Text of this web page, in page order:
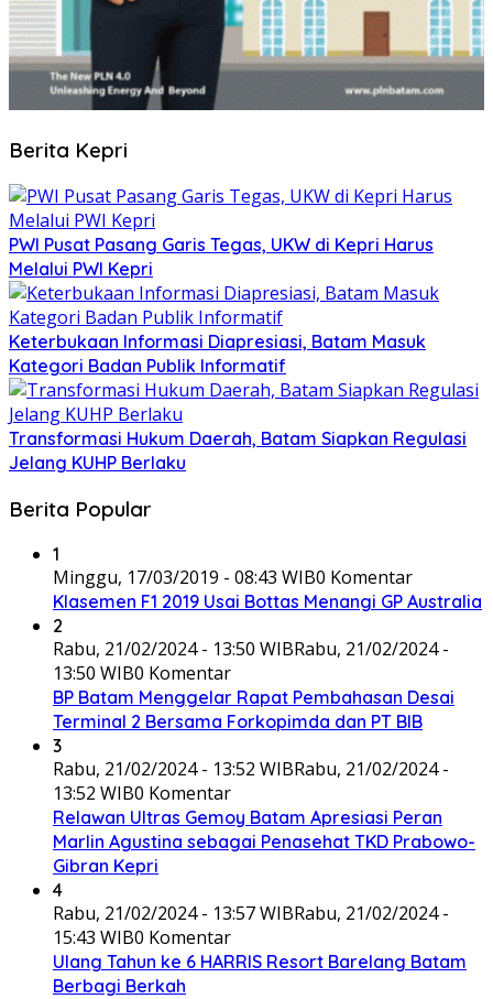
Berita Kepri
PWI Pusat Pasang Garis Tegas, UKW di Kepri Harus
Melalui PWI Kepri
Keterbukaan Informasi Diapresiasi, Batam Masuk
Kategori Badan Publik Informatif
Transformasi Hukum Daerah, Batam Siapkan Regulasi
Jelang KUHP Berlaku
Berita Popular
1
Minggu, 17/03/2019 - 08:43 WIB0 Komentar
Klasemen F1 2019 Usai Bottas Menangi GP Australia
2
Rabu, 21/02/2024 - 13:50 WIBRabu, 21/02/2024 -
13:50 WIB0 Komentar
BP Batam Menggelar Rapat Pembahasan Desai
Terminal 2 Bersama Forkopimda dan PT BIB
3
Rabu, 21/02/2024 - 13:52 WIBRabu, 21/02/2024 -
13:52 WIB0 Komentar
Relawan Ultras Gemoy Batam Apresiasi Peran
Marlin Agustina sebagai Penasehat TKD Prabowo-
Gibran Kepri
4
Rabu, 21/02/2024 - 13:57 WIBRabu, 21/02/2024 -
15:43 WIB0 Komentar
Ulang Tahun ke 6 HARRIS Resort Barelang Batam
Berbagi Berkah